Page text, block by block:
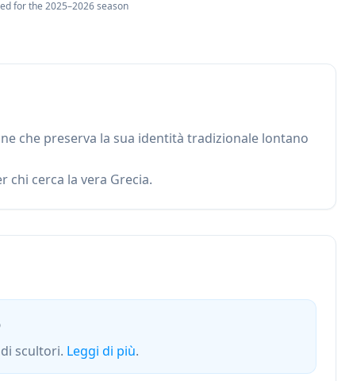
for the 2025–2026 season
che preserva la sua identità tradizionale lontano
chi cerca la vera Grecia.
scultori. Leggi di più.